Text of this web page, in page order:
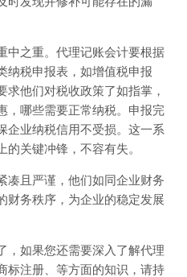
中之重。代理记账会计要根据
纳税申报表，如增值税申报
他们对税收政策了如指掌，
，哪些需要正常纳税。申报完
企业纳税信用不受损。这一系
关键冲锋，不容有失。
凑且严谨，他们如同企业财务
财务秩序，为企业的稳定发展
，如果您还需要深入了解代理
标注册、等方面的知识，请持